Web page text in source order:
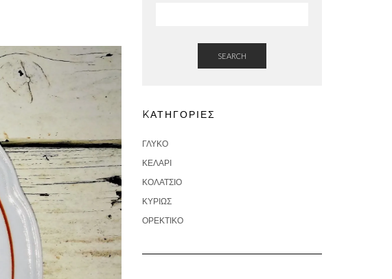
SEARCH
KΑΤΗΓΟΡΊΕΣ
ΓΛΥΚΌ
ΚΕΛΆΡΙ
ΚΟΛΑΤΣΙΌ
ΚΥΡΊΩΣ
ΟΡΕΚΤΙΚΌ